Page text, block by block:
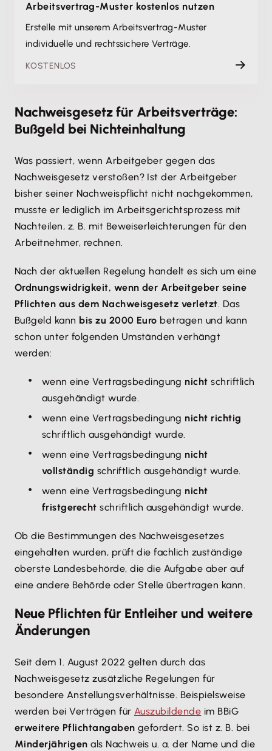
Arbeitsvertrag-Muster kostenlos nutzen
Erstelle mit unserem Arbeitsvertrag-Muster
individuelle und rechtssichere Verträge.
KOSTENLOS
Nachweisgesetz für Arbeitsverträge:
Bußgeld bei Nichteinhaltung
Was passiert, wenn Arbeitgeber gegen das
Nachweisgesetz verstoßen? Ist der Arbeitgeber
bisher seiner Nachweispflicht nicht nachgekommen,
musste er lediglich im Arbeitsgerichtsprozess mit
Nachteilen, z. B. mit Beweiserleichterungen für den
Arbeitnehmer, rechnen.
Nach der aktuellen Regelung handelt es sich um eine
Ordnungswidrigkeit, wenn der Arbeitgeber seine
Pflichten aus dem Nachweisgesetz verletzt. Das
Bußgeld kann bis zu 2000 Euro betragen und kann
schon unter folgenden Umständen verhängt
werden:
wenn eine Vertragsbedingung nichtschriftlich
ausgehändigt wurde.
wenn eine Vertragsbedingung nicht richtig
schriftlich ausgehändigt wurde.
wenn eine Vertragsbedingung nicht
vollständig schriftlich ausgehändigt wurde.
wenn eine Vertragsbedingung nicht
fristgerechtschriftlich ausgehändigt wurde.
Ob die Bestimmungen des Nachweisgesetzes
eingehalten wurden, prüft die fachlich zuständige
oberste Landesbehörde, die die Aufgabe aber auf
eine andere Behörde oder Stelle übertragen kann.
Neue Pflichten für Entleiher und weitere
Änderungen
Seit dem 1. August 2022 gelten durch das
Nachweisgesetz zusätzliche Regelungen für
besondere Anstellungsverhältnisse. Beispielsweise
werden bei Verträgen für Auszubildende im BBiG
erweitere Pflichtangaben gefordert. So ist z. B. bei
Minderjährigenals Nachweis u. a. der Name und die